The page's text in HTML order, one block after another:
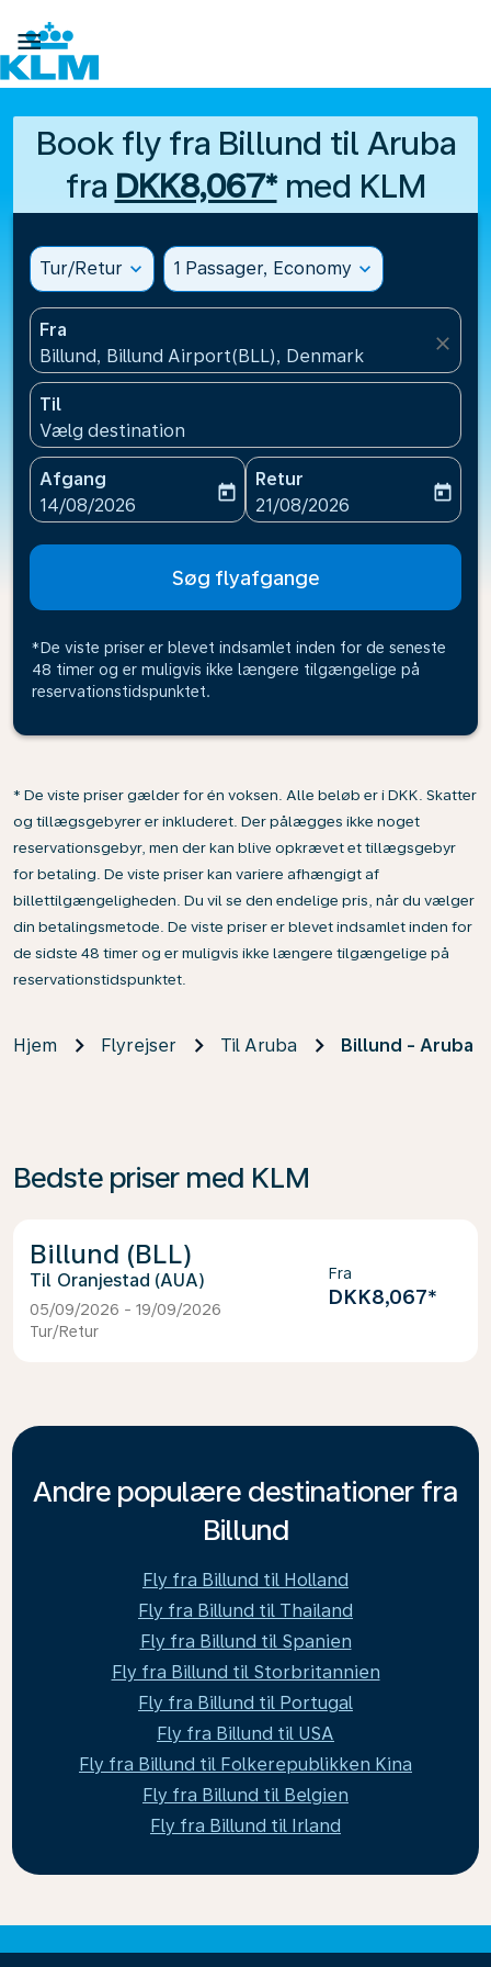

Book fly fra Billund til Aruba
fra DKK8,067*med KLM
Tur/Retur expand_more 1 Passager, Economy expand_more
Fra
Billund, Billund Airport(BLL), Denmark
close
Til
Vælg destination
Afgang
fc-booking-departure-date-aria-label
14/08/2026
today
Retur
fc-booking-return-date-
21/08/2026
today
Søg flyafgange
*De viste priser er blevet indsamlet inden for de seneste
48 timer og er muligvis ikke længere tilgængelige på
reservationstidspunktet.
* De viste priser gælder for én voksen. Alle beløb er i DKK. Skatter
og tillægsgebyrer er inkluderet. Der pålægges ikke noget
reservationsgebyr, men der kan blive opkrævet et tillægsgebyr
for betaling. De viste priser kan variere afhængigt af
billettilgængeligheden. Du vil se den endelige pris, når du vælger
din betalingsmetode. De viste priser er blevet indsamlet inden for
de sidste 48 timer og er muligvis ikke længere tilgængelige på
reservationstidspunktet.
Hjem Flyrejser Til Aruba Billund - Aruba
Bedste priser med KLM
Billund (BLL)
Oranjestad (AUA)
05/09/2026 - 19/09/2026
Tur/Retur
Fra
DKK8,067*
Andre populære destinationer fra
Billund
Fly fra Billund til Holland
Fly fra Billund til Thailand
Fly fra Billund til Spanien
Fly fra Billund til Storbritannien
Fly fra Billund til Portugal
Fly fra Billund til USA
Fly fra Billund til Folkerepublikken Kina
Fly fra Billund til Belgien
Fly fra Billund til Irland